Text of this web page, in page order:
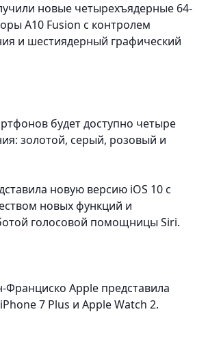
новые четырехъядерные 64-
A10 Fusion с контролем
и шестиядерный графический
будет доступно четыре
золотой, серый, розовый и
новую версию iOS 10 с
новых функций и
голосовой помощницы Siri.
Франциско Apple представила
7 Plus и Apple Watch 2.